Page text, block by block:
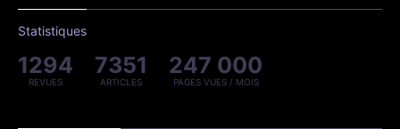
Statistiques
1294
REVUES
7351
ARTICLES
247 000
PAGES VUES / MOIS